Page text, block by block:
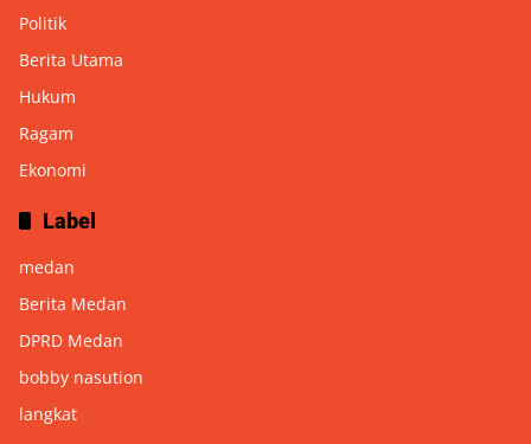
Politik
Berita Utama
Hukum
Ragam
Ekonomi
Label
medan
Berita Medan
DPRD Medan
bobby nasution
langkat